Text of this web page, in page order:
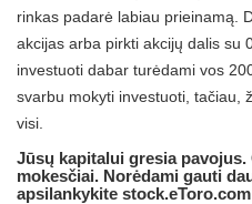
rinkas padarė labiau prieinamą.
akcijas arba pirkti akcijų dalis su
investuoti dabar turėdami vos
svarbu mokyti investuoti, tačiau,
visi.
Jūsų kapitalui gresia
mokesčiai. Norėdami gauti
apsilankykite stock.eToro.com